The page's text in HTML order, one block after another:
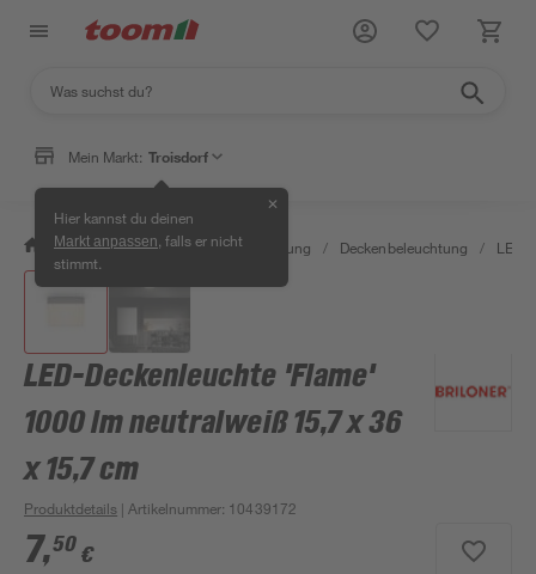
Mein Markt: Troisdorf
Hier kannst du deinen
Markt anpassen , falls er nicht
stimmt.
✕
/ Wohnen & Haushalt / Beleuchtung / Deckenbeleuchtung / LED-
LED-Deckenleuchte 'Flame'
1000 lm neutralweiß 15,7 x 36
x 15,7 cm
Produktdetails | Artikelnummer: 10439172
7,50 €